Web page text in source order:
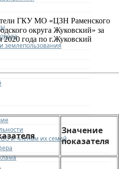
землепользования
и членам их семей
ГКУ МО «ЦЗН Раменского
округа Жуковский» за
года по г.Жуковский
Значение
показателя